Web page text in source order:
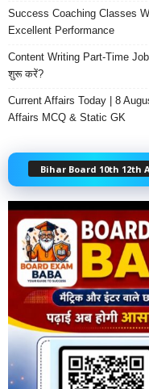
Success Coaching Classes
Excellent Performance
Content Writing Part-Time
शुरू करें?
Current Affairs Today | 8
Affairs MCQ & Static GK
Bihar Board 10th 12th